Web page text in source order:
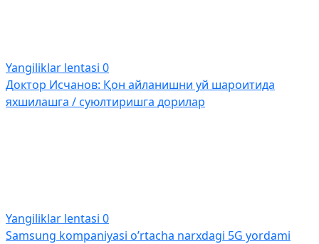
Yangiliklar lentasi 0
Доктор Исчанов: Қон айланишни уй шароитида
яхшилашга / суюлтиришга дорилар
Yangiliklar lentasi 0
Samsung kompaniyasi o’rtacha narxdagi 5G yordami